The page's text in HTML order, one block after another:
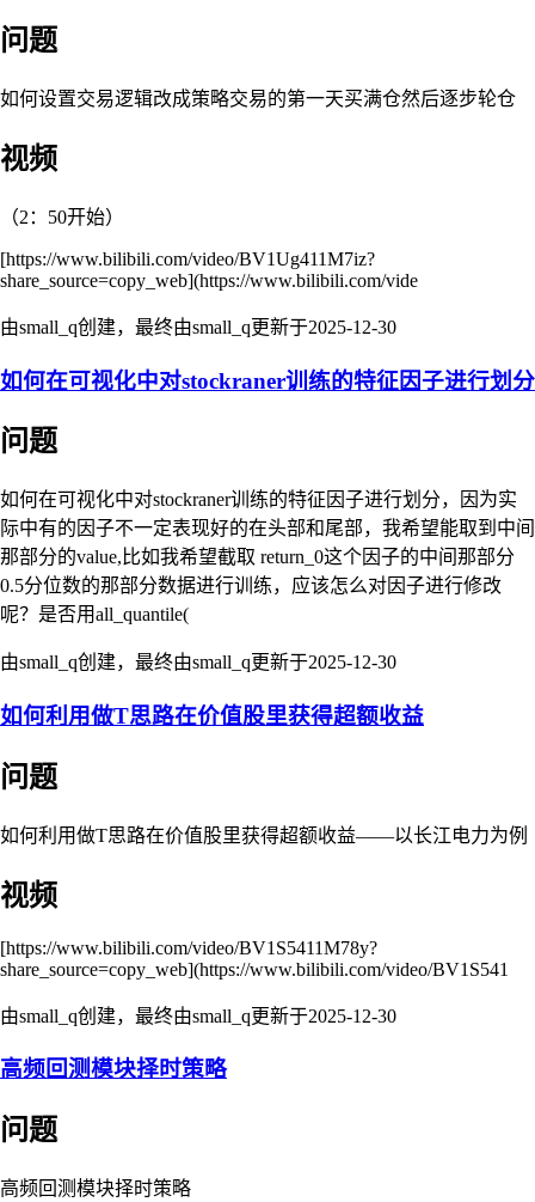
问题
如何设置交易逻辑改成策略交易的第一天买满仓然后逐步轮仓
视频
（2：50开始）
[https://www.bilibili.com/video/BV1Ug411M7iz?
share_source=copy_web](https://www.bilibili.com/vide
由small_q创建，最终由small_q更新于2025-12-30
如何在可视化中对stockraner训练的特征因子进行划分
问题
如何在可视化中对stockraner训练的特征因子进行划分，因为实
际中有的因子不一定表现好的在头部和尾部，我希望能取到中间
那部分的value,比如我希望截取 return_0这个因子的中间那部分
0.5分位数的那部分数据进行训练，应该怎么对因子进行修改
呢？是否用all_quantile(
由small_q创建，最终由small_q更新于2025-12-30
如何利用做T思路在价值股里获得超额收益
问题
如何利用做T思路在价值股里获得超额收益——以长江电力为例
视频
[https://www.bilibili.com/video/BV1S5411M78y?
share_source=copy_web](https://www.bilibili.com/video/BV1S541
由small_q创建，最终由small_q更新于2025-12-30
高频回测模块择时策略
问题
高频回测模块择时策略